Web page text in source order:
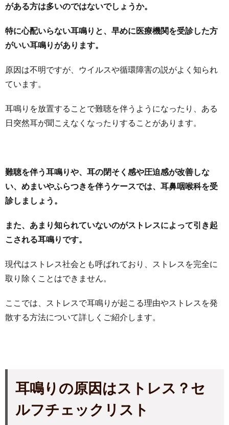
がある方は多いのではないでしょうか。
特に心配いらない耳鳴りと、早めに医療機関を受診した方
がいい耳鳴りがあります。
原因は不明ですが、ウイルスや循環障害の説がよく知られ
ています。
耳鳴りを放置することで難聴を伴うようになったり、ある
日突然耳が聞こえなくなったりすることがあります。
難聴を伴う耳鳴りや、耳の閉そく感や圧迫感が改善しな
い、めまいやふらつきを伴うケースでは、耳鼻咽喉科を受
診しましょう。
また、あまり知られていないのがストレスによって引き起
こされる耳鳴りです。
現代はストレス社会とも呼ばれており、ストレスを完全に
取り除くことはできません。
ここでは、ストレスで耳鳴りが起こる理由やストレスを発
散する方法について詳しくご紹介します。
耳鳴りの原因はストレス？セ
ルフチェックリスト